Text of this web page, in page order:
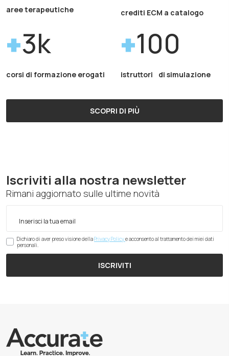
aree terapeutiche crediti ECM a catalogo
3k
corsi di formazione erogati
100
istruttori di simulazione
SCOPRI DI PIÙ
Iscriviti alla nostra newsletter
Rimani aggiornato sulle ultime novità
Dichiaro di aver preso visione dellaPrivacy Policye acconsento al trattamento dei miei dati
personali.
ISCRIVITI